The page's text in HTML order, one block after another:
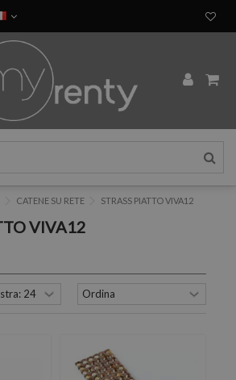
CATENE SU RETE STRASS PIATTO VIVA12
VIVA12